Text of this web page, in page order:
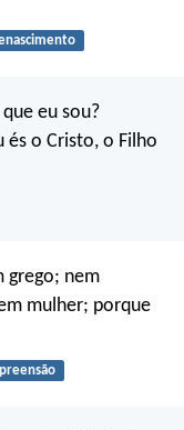
eu sou?
és o Cristo, o Filho
grego; nem
mulher; porque